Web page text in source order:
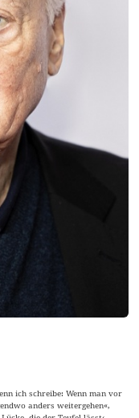
ich schreibe: Wenn man vor
anders weitergehen«,